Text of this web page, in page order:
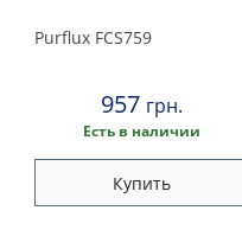
Purflux FCS759
957 грн.
Есть в наличии
Купить